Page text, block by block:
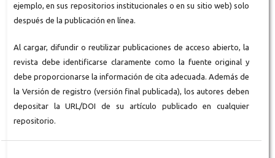
ejemplo, en sus repositorios institucionales o en su sitio web) solo
después de la publicación en línea.
Al cargar, difundir o reutilizar publicaciones de acceso abierto, la
revista debe identificarse claramente como la fuente original y
debe proporcionarse la información de cita adecuada. Además de
la Versión de registro (versión final publicada), los autores deben
depositar la URL/DOI de su artículo publicado en cualquier
repositorio.